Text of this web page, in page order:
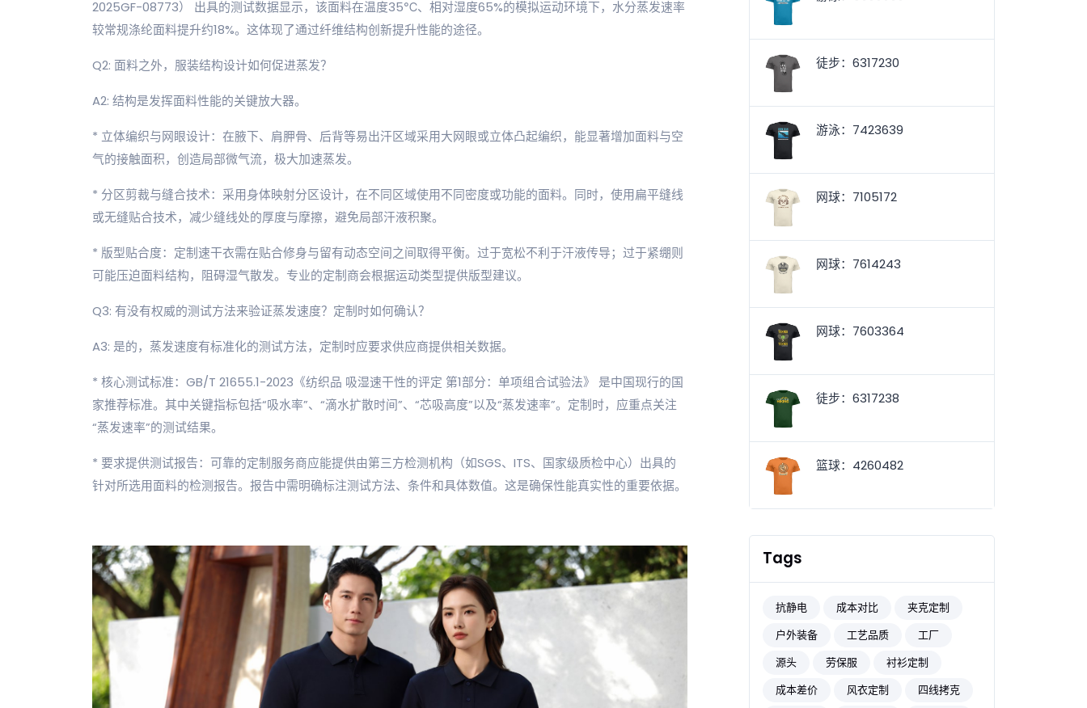
2025GF-08773） 出具的测试数据显示，该面料在温度35℃、相对湿度65%的模拟运动环境下，水分蒸发速率
较常规涤纶面料提升约18%。这体现了通过纤维结构创新提升性能的途径。
Q2: 面料之外，服装结构设计如何促进蒸发？
A2: 结构是发挥面料性能的关键放大器。
* 立体编织与网眼设计：在腋下、肩胛骨、后背等易出汗区域采用大网眼或立体凸起编织，能显著增加面料与空
气的接触面积，创造局部微气流，极大加速蒸发。
* 分区剪裁与缝合技术：采用身体映射分区设计，在不同区域使用不同密度或功能的面料。同时，使用扁平缝线
或无缝贴合技术，减少缝线处的厚度与摩擦，避免局部汗液积聚。
* 版型贴合度：定制速干衣需在贴合修身与留有动态空间之间取得平衡。过于宽松不利于汗液传导；过于紧绷则
可能压迫面料结构，阻碍湿气散发。专业的定制商会根据运动类型提供版型建议。
Q3: 有没有权威的测试方法来验证蒸发速度？定制时如何确认？
A3: 是的，蒸发速度有标准化的测试方法，定制时应要求供应商提供相关数据。
* 核心测试标准：GB/T 21655.1-2023《纺织品 吸湿速干性的评定 第1部分：单项组合试验法》 是中国现行的国
家推荐标准。其中关键指标包括“吸水率”、“滴水扩散时间”、“芯吸高度”以及“蒸发速率”。定制时，应重点关注
“蒸发速率”的测试结果。
* 要求提供测试报告：可靠的定制服务商应能提供由第三方检测机构（如SGS、ITS、国家级质检中心）出具的
针对所选用面料的检测报告。报告中需明确标注测试方法、条件和具体数值。这是确保性能真实性的重要依据。
徒步：6317230
游泳：7423639
网球：7105172
网球：7614243
网球：7603364
徒步：6317238
篮球：4260482
Tags
抗静电 成本对比
夹克定制
户外装备
工艺品质
工厂
源头
劳保服
衬衫定制
成本差价
风衣定制
四线拷克